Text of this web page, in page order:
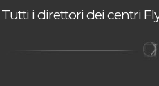
Tutti i direttori dei centri